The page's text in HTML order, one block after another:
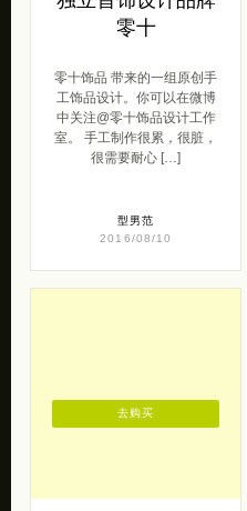
零十
零十饰品 带来的一组原创手
工饰品设计。你可以在微博
中关注@零十饰品设计工作
室。 手工制作很累，很脏，
很需要耐心 […]
型男范
2016/08/10
去购买